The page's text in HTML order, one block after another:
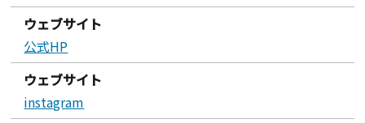
ウェブサイト
公式HP
ウェブサイト
instagram